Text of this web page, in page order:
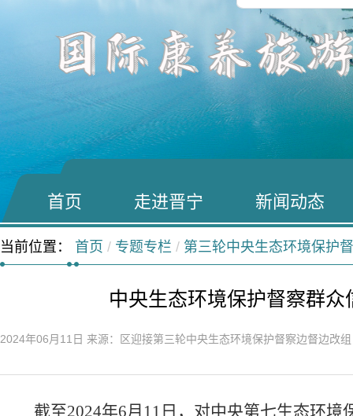
首页 走进晋宁 新闻动态
当前位置： 首页 / 专题专栏 / 第三轮中央生态环境保护
中央生态环境保护督察群
2024年06月11日 来源：区迎接第三轮中央生态环境保护督察边督边
截至2024年6月 11 日，对中央第七生态环境